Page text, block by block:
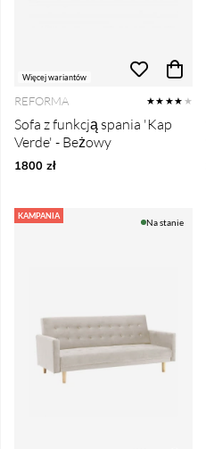
Więcej wariantów
REFORMA ★★★★ ★
Sofa z funkcją spania 'Kap
Verde' - Beżowy
1800 zł
KAMPANIA
Na stanie